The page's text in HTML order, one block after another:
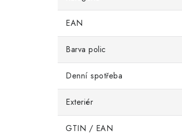
EAN
Barva polic
Denní spotřeba
Exteriér
GTIN / EAN